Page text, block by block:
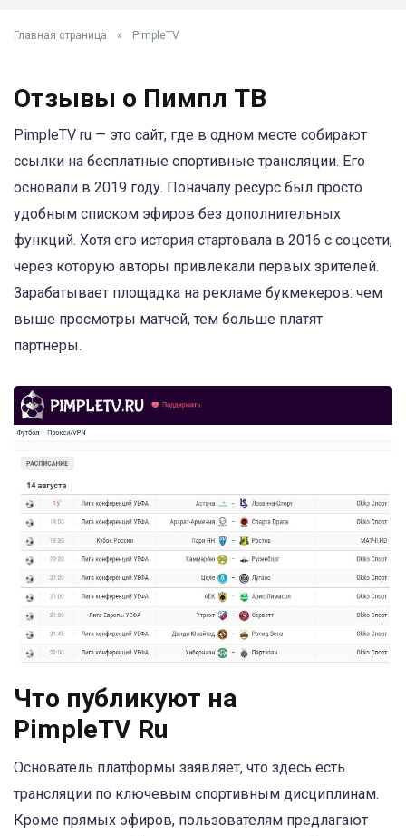
Главная страница » PimpleTV
Отзывы о Пимпл ТВ
PimpleTV ru — это сайт, где в одном месте собирают
ссылки на бесплатные спортивные трансляции. Его
основали в 2019 году. Поначалу ресурс был просто
удобным списком эфиров без дополнительных
функций. Хотя его история стартовала в 2016 с соцсети,
через которую авторы привлекали первых зрителей.
Зарабатывает площадка на рекламе букмекеров: чем
выше просмотры матчей, тем больше платят
партнеры.
Что публикуют на
PimpleTV Ru
Основатель платформы заявляет, что здесь есть
трансляции по ключевым спортивным дисциплинам.
Кроме прямых эфиров, пользователям предлагают